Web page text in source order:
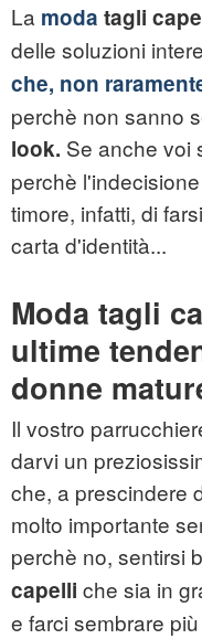
La moda tagli
delle soluzioni
che, non
perchè non sanno
look. Se anche voi
perchè
timore, infatti, di
carta d'identità...
Moda tagli
ultime
donne
Il vostro
darvi un
che, a prescindere
molto importante
perchè no, sentirsi
capelli che sia in
e farci sembrare